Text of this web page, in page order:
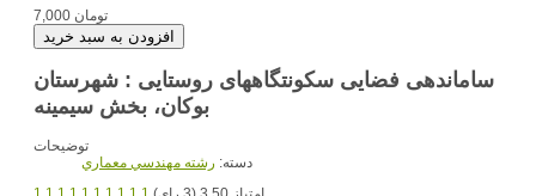
7,000 تومان
ساماندهی فضایی سکونتگاههای روستایی : شهرستان
بوکان، بخش سیمینه
توضیحات
دسته: رشته مهندسي معماري